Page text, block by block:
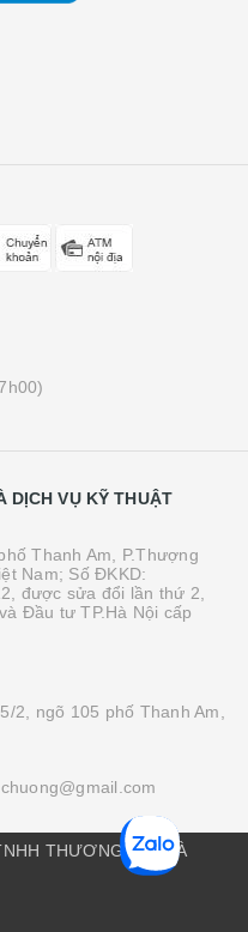
DỊCH VỤ KỸ THUẬT
Thanh Am, P.Thượng
Nam; Số ĐKKD:
được sửa đổi lần thứ 2,
Đầu tư TP.Hà Nội cấp
2, ngõ 105 phố Thanh Am,
THƯƠNG MẠI VÀ